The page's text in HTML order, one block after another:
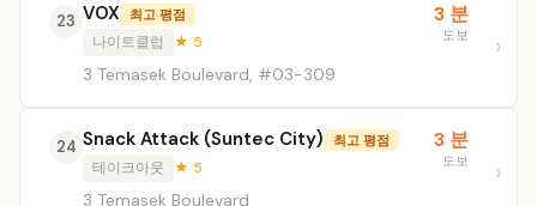
23 VOX 최고 평점
나이트클럽 ★ 5
3 Temasek Boulevard, #03-309
3 분
도보
24 Snack Attack (Suntec City) 최고 평점
테이크아웃 ★ 5
3 Temasek Boulevard
3 분
도보